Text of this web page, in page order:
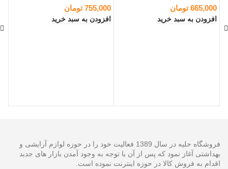
665,000 تومان
افزودن به سبد خرید
755,000 تومان
افزودن به سبد خرید
فروشگاه حلیه در سال 1389 فعالیت خود را در حوزه لوازم آرایشی و
بهداشتی آغاز نمود که پس از آن با توجه به وجود آمدن بازار های جدید
اقدام به فروش کالا در حوزه اینترنت نموده است.